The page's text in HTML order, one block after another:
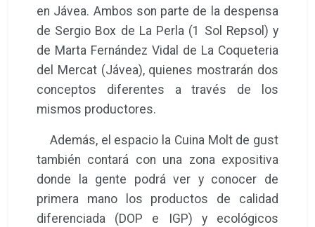
en Jávea. Ambos son parte de la despensa
de Sergio Box de La Perla (1 Sol Repsol) y
de Marta Fernández Vidal de La Coqueteria
del Mercat (Jávea), quienes mostrarán dos
conceptos diferentes a través de los
mismos productores.
Además, el espacio la Cuina Molt de gust
también contará con una zona expositiva
donde la gente podrá ver y conocer de
primera mano los productos de calidad
diferenciada (DOP e IGP) y ecológicos